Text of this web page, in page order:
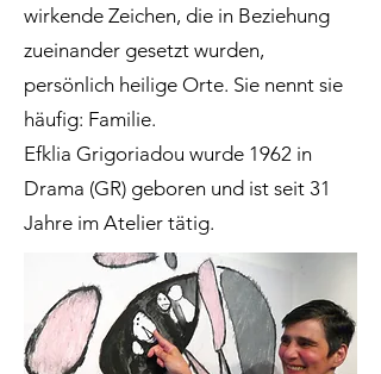
wirkende Zeichen, die in Beziehung
zueinander gesetzt wurden,
persönlich heilige Orte. Sie nennt sie
häufig: Familie.
Efklia Grigoriadou wurde 1962 in
Drama (GR) geboren und ist seit 31
Jahre im Atelier tätig.